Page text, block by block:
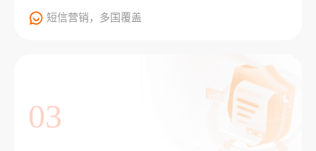
短信营销，多国覆盖
03